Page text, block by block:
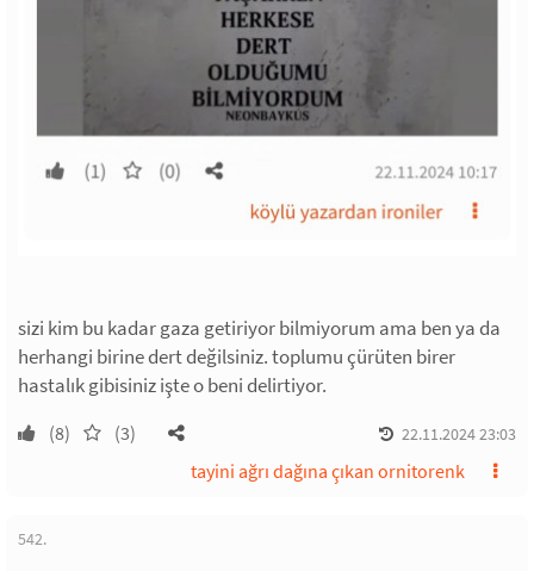
sizi kim bu kadar gaza getiriyor bilmiyorum ama ben ya da
herhangi birine dert değilsiniz. toplumu çürüten birer
hastalık gibisiniz işte o beni delirtiyor.
(8) (3) 22.11.2024 23:03
tayini ağrı dağına çıkan ornitorenk
542.